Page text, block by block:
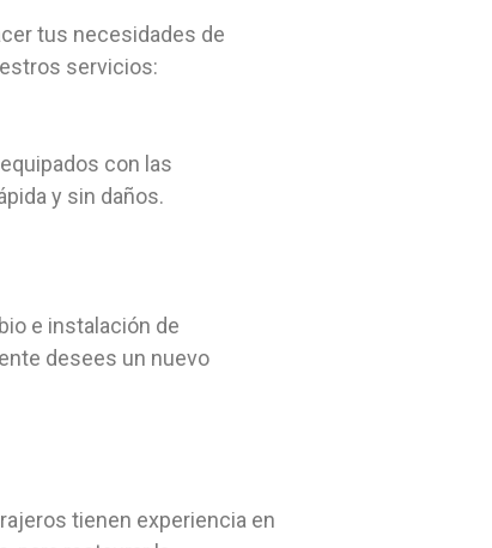
tus necesidades de
servicios:
con las
y sin daños.
e instalación de
desees un nuevo
tienen experiencia en